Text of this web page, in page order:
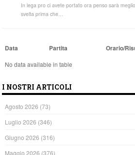
In lega pro ci avete portato ora penso sarà
svelta prima che…
Data Partita Orario/
No data available in table
I NOSTRI ARTICOLI
Agosto 2026 (73)
Luglio 2026 (346)
Giugno 2026 (316)
Maggio 2026 (376)